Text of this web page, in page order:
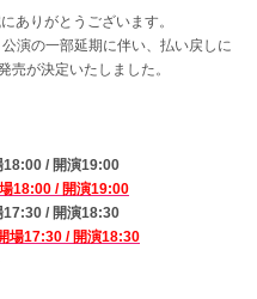
ありがとうございます。
演の一部延期に伴い、払い戻しに
売が決定いたしました。
/ 開演19:00
18:00 / 開演19:00
/ 開演18:30
17:30 / 開演18:30